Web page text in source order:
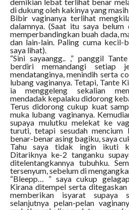
di dukung oleh kakinya yang
Bibir vaginanya terlihat
dalamnya. (Saat itu saya belum
memperbandingkan buah dada,
dan lain-lain. Paling cuma kecil-
saya lihat).
“Sini sayaangg.. ,” panggil
berdiri memandangi setiap
mendatanginya, menindih serta
lubang vaginanya. Tetapi, Tante
ia menggeleng sekalian
mendadak kepalaku didorong
Terus didorong cukup kuat
muka lubang vaginanya.
supaya mulutku melekat ke
turuti, tetapi sesudah mencium
benar-benar asing bagiku, saya
Tahu saya tidak ingin ikuti
Ditariknya ke-2 tanganku
ditelentangkannya tubuhku.
tersenyum, sebelum di
“Bleepp… ” saya cukup
Kirana ditempel serta
memberikan isyarat supaya
selanjutnya pelan-pelan